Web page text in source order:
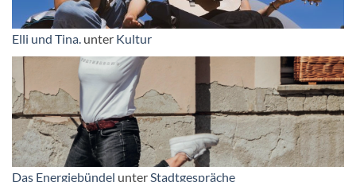
Elli und Tina. unter Kultur
Das Energiebündel unterStadtgespräche